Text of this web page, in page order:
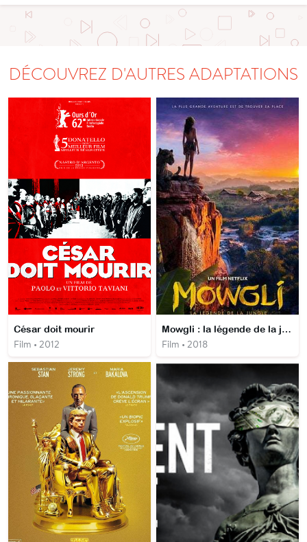
DÉCOUVREZ D'AUTRES ADAPTATIONS
César doit mourir
Film • 2012
Mowgli : la légende de la jungle
Film • 2018